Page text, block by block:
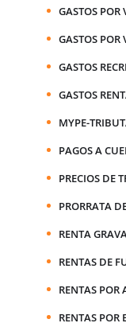
GASTOS POR
GASTOS POR
GASTOS
GASTOS
MYPE-
PAGOS A
PRECIOS DE
PRORRATA
RENTA
RENTAS DE
RENTAS POR
RENTAS POR